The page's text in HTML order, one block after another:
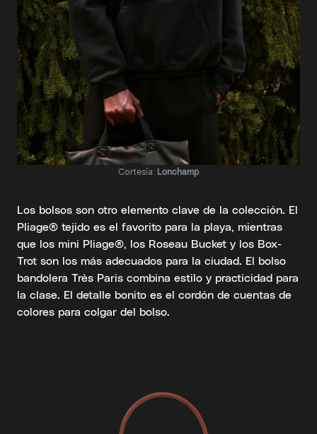
Cortesía: Lonchamp
Los bolsos son otro elemento clave de la colección. El
Pliage® tejido es el favorito para la playa, mientras
que los mini Pliage®, los Roseau Bucket y los Box-
Trot son los más adecuados para la ciudad. El bolso
bandolera Très Paris combina estilo y practicidad para
la clase. El detalle bonito es el cordón de cuentas de
colores para colgar del bolso.